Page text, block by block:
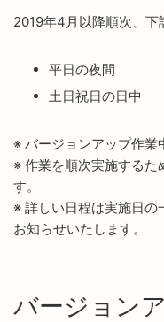
2019年4月以降順次、下
平日の夜間
土日祝日の日中
※ バージョンアップ作業
※ 作業を順次実施するた
す。
※ 詳しい日程は実施日
お知らせいたします。
バージョン